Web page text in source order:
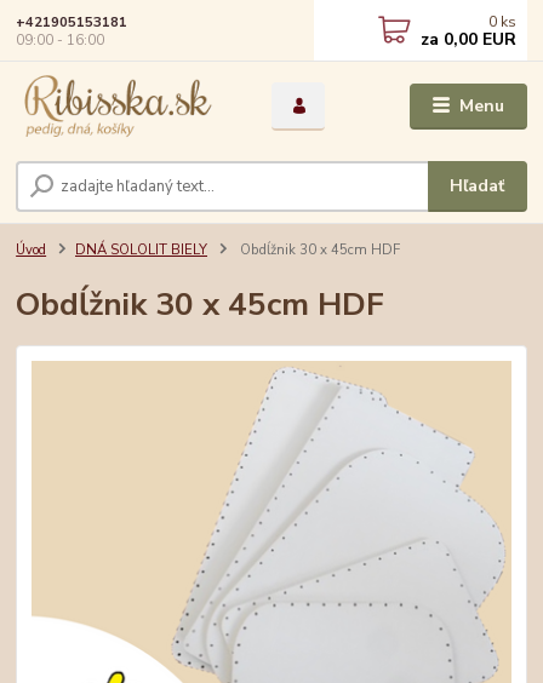
Menu
Hľadať
+421905153181
09:00 - 16:00
0 ks
za 0,00 EUR
Úvod DNÁ SOLOLIT BIELY Obdĺžnik 30 x 45cm HDF
Obdĺžnik 30 x 45cm HDF